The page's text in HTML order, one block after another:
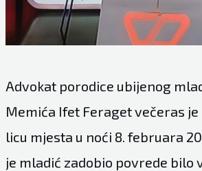
Advokat porodice ubijenog
Memića Ifet Feraget večeras je
licu mjesta u noći 8. februara
je mladić zadobio povrede bilo